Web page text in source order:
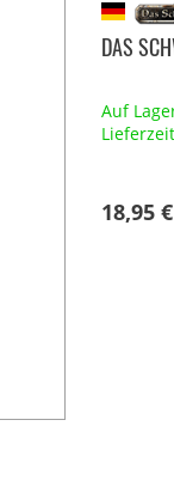
DAS
Auf
18,95